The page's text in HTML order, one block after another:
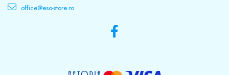
office@eso-store.ro